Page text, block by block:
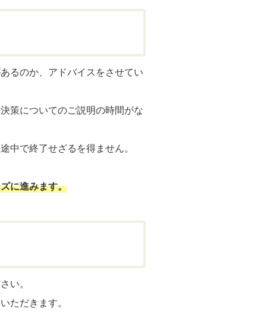
るのか、アドバイスをさせてい
策についてのご説明の時間がな
で終了せざるを得ません。
に進みます。
い。
ただきます。